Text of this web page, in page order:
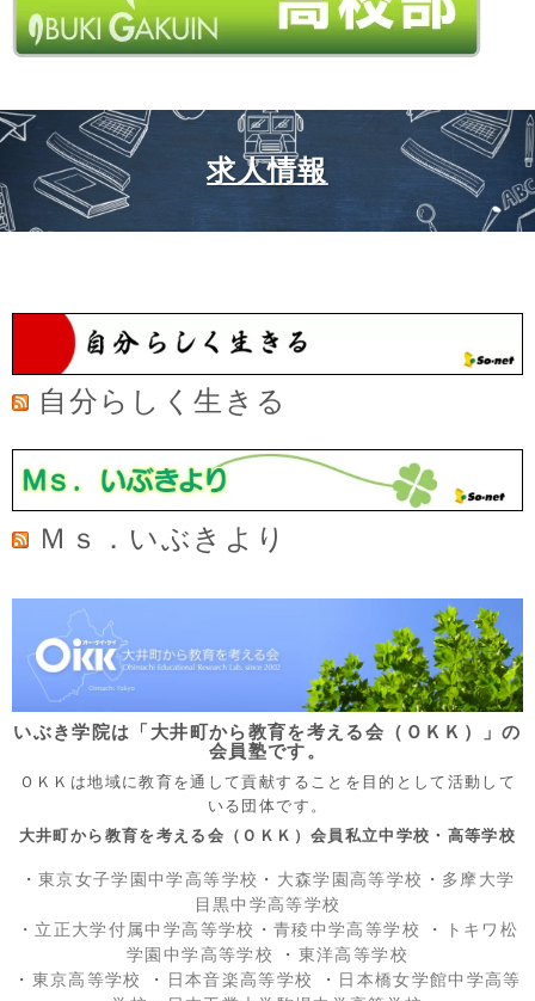
求人情報
自分らしく生きる
Ｍｓ．いぶきより
いぶき学院は「大井町から教育を考える会（ＯＫＫ）」の
会員塾です。
ＯＫＫは地域に教育を通して貢献することを目的として活動して
いる団体です。
大井町から教育を考える会（ＯＫＫ）会員私立中学校・高等学校
・ 東京女子学園中学高等学校 ・ 大森学園高等学校 ・ 多摩大学
目黒中学高等学校
・ 立正大学付属中学高等学校 ・ 青稜中学高等学校 ・
トキワ松
学園中学高等学校
・ 東洋高等学校
・ 東京高等学校 ・ 日本音楽高等学校 ・ 日本橋女学館中学高等